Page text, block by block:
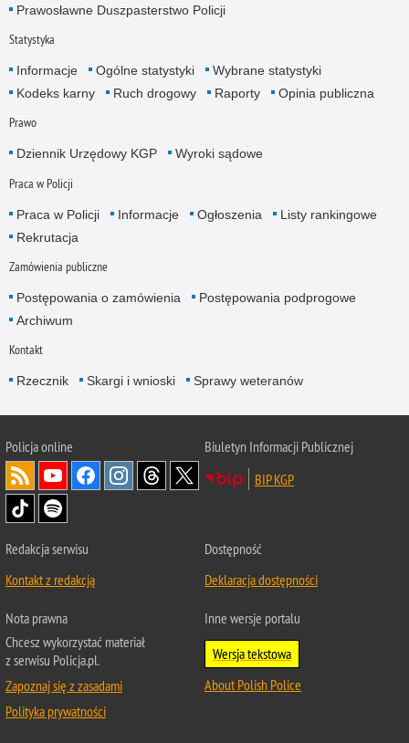
Prawosławne Duszpasterstwo Policji
Statystyka
Informacje Ogólne statystyki
Wybrane statystyki
Kodeks karny
Ruch drogowy Raporty Opinia publiczna
Prawo
Dziennik Urzędowy KGP Wyroki sądowe
Praca w Policji
Praca w Policji Informacje Ogłoszenia
Listy rankingowe
Rekrutacja
Zamówienia publiczne
Postępowania o zamówienia
Postępowania podprogowe
Archiwum
Kontakt
Rzecznik Skargi i wnioski Sprawy weteranów
Policjaonline
Biuletyn Informacji Publicznej
BIP KGP
Redakcja serwisu
Kontakt z redakcją
Dostępność
Deklaracja dostępności
Nota prawna
Chcesz wykorzystać materiał
z serwisu Policja.pl.
Zapoznaj się z zasadami
Polityka prywatności
Inne wersje portalu
Wersja tekstowa
About Polish Police